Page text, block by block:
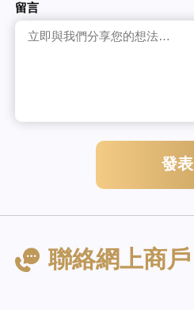
留言
發表
聯絡網上商戶